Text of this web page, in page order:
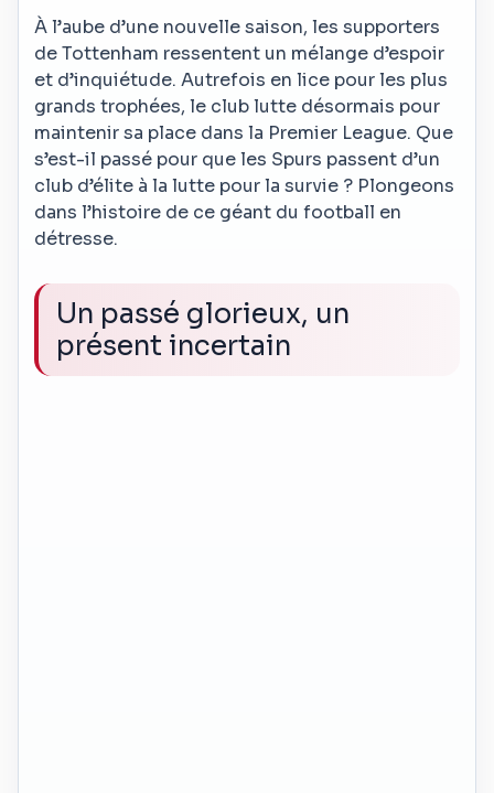
À l’aube d’une nouvelle saison, les supporters
de Tottenham ressentent un mélange d’espoir
et d’inquiétude. Autrefois en lice pour les plus
grands trophées, le club lutte désormais pour
maintenir sa place dans la Premier League. Que
s’est-il passé pour que les Spurs passent d’un
club d’élite à la lutte pour la survie ? Plongeons
dans l’histoire de ce géant du football en
détresse.
Un passé glorieux, un
présent incertain